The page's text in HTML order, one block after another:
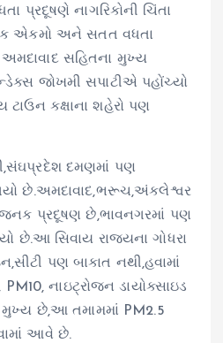
પ્રદૂષણે નાગરિકોની ચિંતા
એકમો અને સતત વધતા
સહિતના મુખ્ય
જોખમી સપાટીએ પહોંચ્યો
ટાઉન કક્ષાના શહેરો પણ
દમણમાં પણ
છે.અમદાવાદ,ભરૂચ,અંકલેશ્વર
પ્રદૂષણ છે,ભાવનગરમાં પણ
છે.આ સિવાય રાજ્યના ગોધરા
પણ બાકાત નથી,હવામાં
PM10, નાઇટ્રોજન ડાયોક્સાઇડ
છે,આ તમામમાં PM2.5
આવે છે.